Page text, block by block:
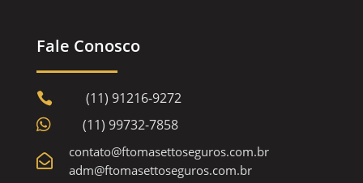
Fale Conosco
 (11) 91216-9272
 (11) 99732-7858

contato@ftomasettoseguros.com.br
adm@ftomasettoseguros.com.br